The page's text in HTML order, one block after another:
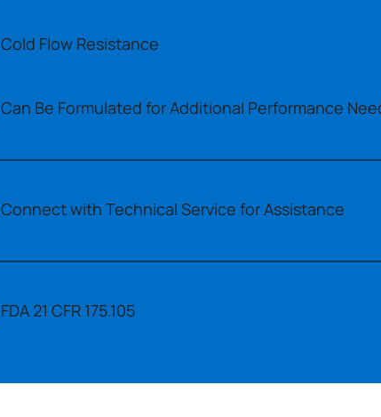
Cold Flow Resistance
Can Be Formulated for Additional Performance
Connect with Technical Service for Assistance
FDA 21 CFR 175.105